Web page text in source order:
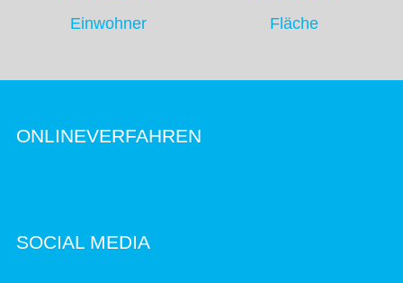
Einwohner Fläche
ONLINEVERFAHREN
SOCIAL MEDIA